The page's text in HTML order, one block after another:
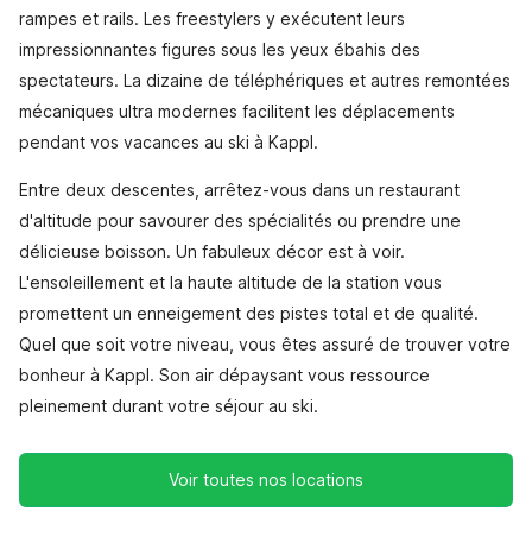
rampes et rails. Les freestylers y exécutent leurs
impressionnantes figures sous les yeux ébahis des
spectateurs. La dizaine de téléphériques et autres remontées
mécaniques ultra modernes facilitent les déplacements
pendant vos vacances au ski à Kappl.
Entre deux descentes, arrêtez-vous dans un restaurant
d'altitude pour savourer des spécialités ou prendre une
délicieuse boisson. Un fabuleux décor est à voir.
L'ensoleillement et la haute altitude de la station vous
promettent un enneigement des pistes total et de qualité.
Quel que soit votre niveau, vous êtes assuré de trouver votre
bonheur à Kappl. Son air dépaysant vous ressource
pleinement durant votre séjour au ski.
Voir toutes nos locations